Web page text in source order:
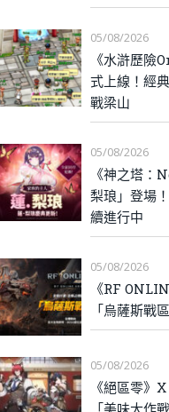
05/08/2026
《水滸歷險
式上線！經
戰梁山
05/08/2026
《神之塔：
梨琅」登場
續進行中
05/08/2026
《RF
「烏薩斯戰
05/08/2026
《絕區零》